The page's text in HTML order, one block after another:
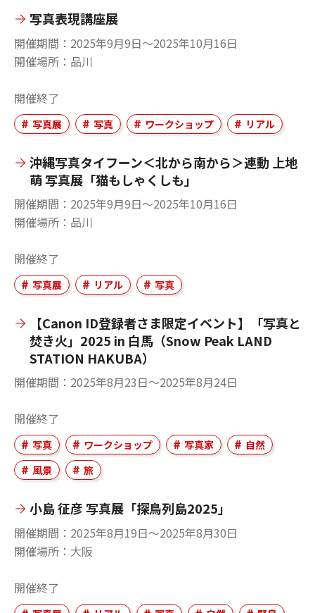
写真表現講座展
開催期間
2025年9月9日〜2025年10月16日
開催場所
品川
開催終了
写真展 写真 ワークショップ リアル
沖縄写真タイフーン＜北から南から＞連動 上地
萌 写真展「猫もしゃくしも」
開催期間
2025年9月9日〜2025年10月16日
開催場所
品川
開催終了
写真展 リアル 写真
【Canon ID登録者さま限定イベント】「写真と
焚き火」2025 in 白馬（Snow Peak LAND
STATION HAKUBA）
開催期間 2025年8月23日〜2025年8月24日
開催終了
写真 ワークショップ 写真家
自然
風景
旅
小島 征彦 写真展「探鳥列島2025」
開催期間
2025年8月19日〜2025年8月30日
開催場所
大阪
開催終了